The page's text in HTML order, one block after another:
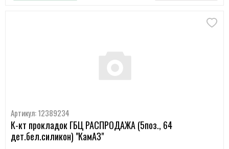
Артикул: 12389234
К-кт прокладок ГБЦ РАСПРОДАЖА (5поз., 64
дет.бел.силикон) "КамАЗ"